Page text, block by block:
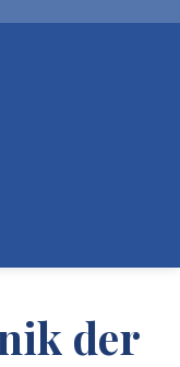
der